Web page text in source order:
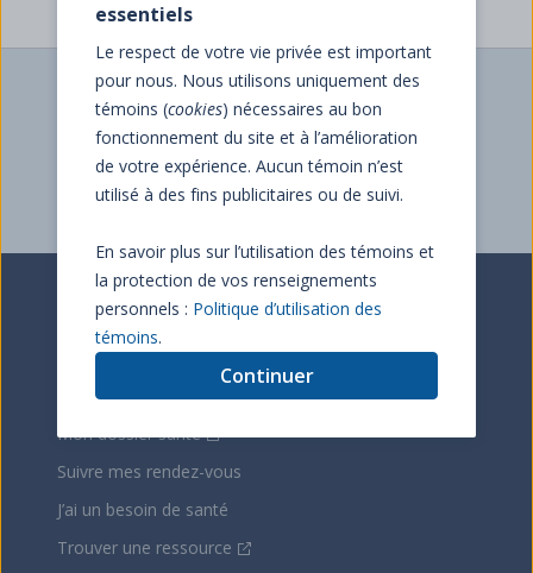
essentiels
Le respect de votre vie privée est important
pour nous. Nous utilisons uniquement des
témoins (cookies) nécessaires au bon
fonctionnement du site et à l’amélioration
de votre expérience. Aucun témoin n’est
utilisé à des fins publicitaires ou de suivi.
En savoir plus sur l’utilisation des témoins et
la protection de vos renseignements
personnels : Politique d’utilisation des
témoins.
Continuer
Votre opinion nous aide à améliorer nos
services.
Donner mon avis
Votre Santé
Carnet santé
Vaccination
Mon dossier santé
Suivre mes rendez-vous
J’ai un besoin de santé
Trouver une ressource